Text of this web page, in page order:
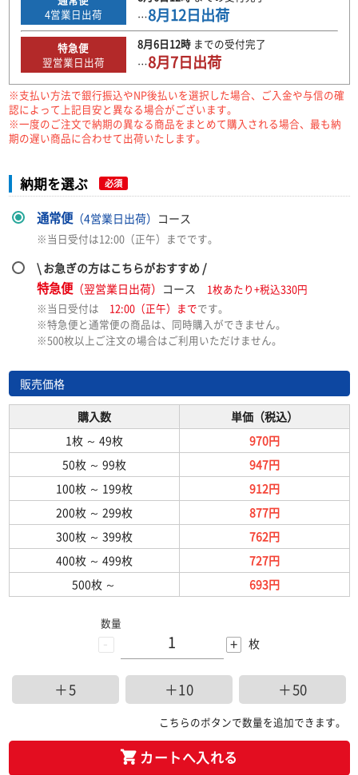
4営業日出荷
…8月12日出荷
特急便
翌営業日出荷
8月6日12時までの受付完了
…8月7日出荷
※支払い方法で銀行振込やNP後払いを選択した場合、ご入金や与信の確
認によって上記目安と異なる場合がございます。
※一度のご注文で納期の異なる商品をまとめて購入される場合、最も納
期の遅い商品に合わせて出荷いたします。
納期を選ぶ 必須
通常便（4営業日出荷） コース
※当日受付は12:00（正午）までです。
\ お急ぎの方はこちらがおすすめ /
特急便（翌営業日出荷） コース
1枚あたり+税込330円
※当日受付は 12:00（正午）までです。
※特急便と通常便の商品は、同時購入ができません。
※500枚以上ご注文の場合はご利用いただけません。
販売価格
購入数
単価（税込）
1枚 ～ 49枚
970円
50枚 ～ 99枚
947円
100枚 ～ 199枚
912円
200枚 ～ 299枚
877円
300枚 ～ 399枚
762円
400枚 ～ 499枚
727円
500枚 ～ 693円
-
数量
+ 枚
＋5 ＋10 ＋50
こちらのボタンで数量を追加できます。
カートへ入れる